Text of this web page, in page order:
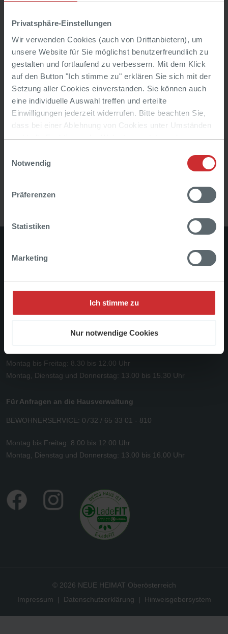
Privatsphäre-Einstellungen
Wir verwenden Cookies (auch von Drittanbietern), um
unsere Website für Sie möglichst benutzerfreundlich zu
gestalten und fortlaufend zu verbessern. Mit dem Klick
auf den Button "Ich stimme zu" erklären Sie sich mit der
Setzung aller Cookies einverstanden. Sie können auch
eine individuelle Auswahl treffen und erteilte
Einwilligungen jederzeit widerrufen. Bitte beachten Sie,
dass bei einer Ablehnung von Cookies unter Umständen
nicht alle Funktionen der Website genutzt werden
Details“ und in unserer
Notwendig
Präferenzen
Statistiken
Marketing
Ich stimme zu
Nur notwendige Cookies
prev next
NEUE HEIMAT Oberösterreich Gemeinnützige Wohnungs- und
SiedlungsgesmbH.
Gesellschaft mit beschränkter Haftung mit Sitz in 4020 Linz,
Gärtnerstraße 9
Montag bis Freitag: 8.30 bis 12.00 Uhr
Montag, Dienstag und Donnerstag: 13.00 bis 15.30 Uhr
Für Anfragen an die Hausverwaltung
BEWOHNERSERVICE: 0732 / 65 33 01 - 810
Montag bis Freitag: 8.00 bis 12.00 Uhr
Montag, Dienstag und Donnerstag: 13.00 bis 16.00 Uhr
© 2026 NEUE HEIMAT Oberösterreich
Impressum | Datenschutzerklärung | Hinweisgebersystem